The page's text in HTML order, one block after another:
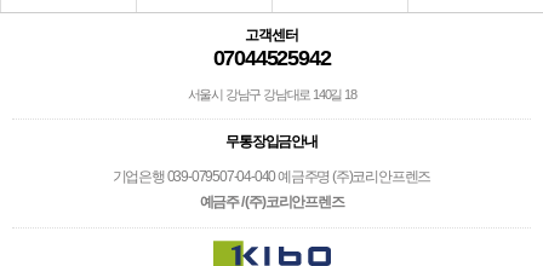
고객센터
07044525942
서울시 강남구 강남대로 140길 18
무통장입금안내
기업은행 039-079507-04-040 예금주명 (주)코리안프렌즈
예금주 / (주)코리안프렌즈